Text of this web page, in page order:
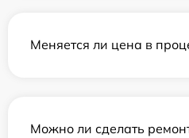
Меняется ли цена в
Можно ли сделать